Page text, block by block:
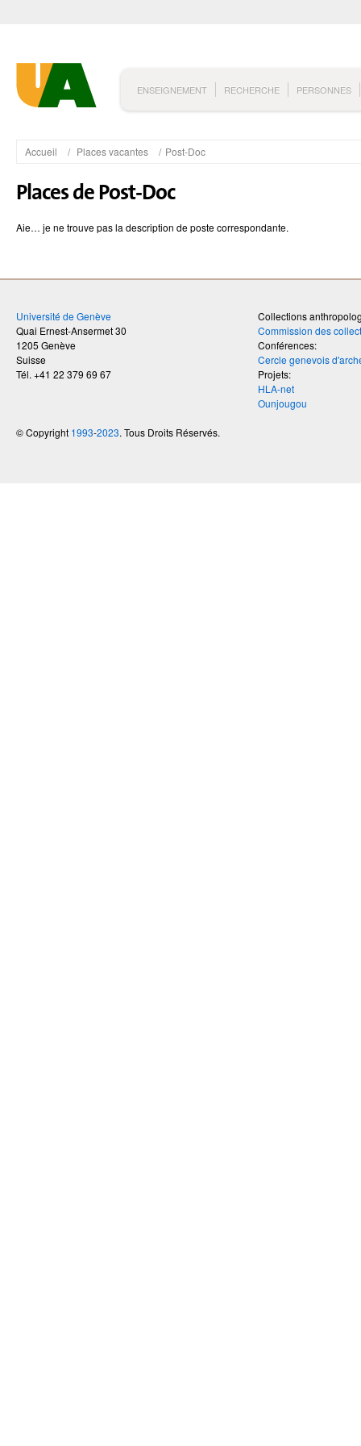
ENSEIGNEMENT RECHERCHE PERSONNES
Accueil Places vacantes Post-Doc
Places de Post-Doc
Aie… je ne trouve pas la description de poste correspondante.
Université de Genève
Quai Ernest-Ansermet 30
1205 Genève
Suisse
Tél. +41 22 379 69 67
Collections
Commission des
Conférences:
Cercle genevois
Projets:
HLA-net
Ounjougou
© Copyright 1993-2023. Tous Droits Réservés.